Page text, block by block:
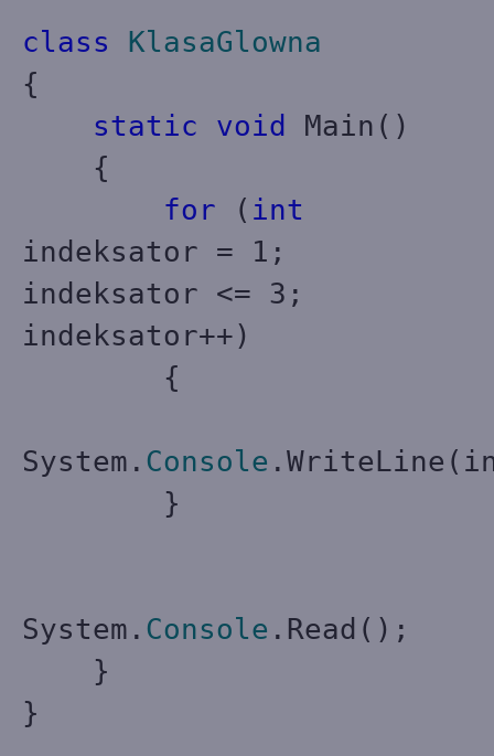
class
KlasaGlowna
{
static
void
Main()
{
for ( int
indeksator = 1;
indeksator <= 3;
indeksator++)
{
System. Console
}
System. Console .Read();
}
}